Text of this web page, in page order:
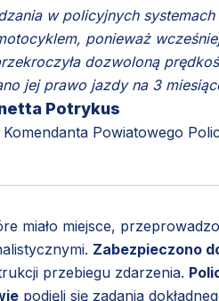
w policyjnych systemach
ponieważ
dozwoloną
jej prawo jazdy na 3
Potrykus
Powiatowego
miało miejsce,
Zabezpieczono
przebiegu zdarzenia.
podjęli się zadania